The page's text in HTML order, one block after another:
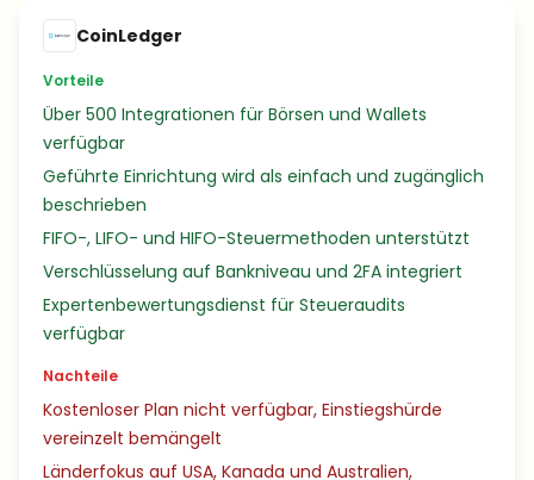
CoinLedger
Vorteile
Über 500 Integrationen für Börsen und Wallets
verfügbar
Geführte Einrichtung wird als einfach und zugänglich
beschrieben
FIFO-, LIFO- und HIFO-Steuermethoden unterstützt
Verschlüsselung auf Bankniveau und 2FA integriert
Expertenbewertungsdienst für Steueraudits
verfügbar
Nachteile
Kostenloser Plan nicht verfügbar, Einstiegshürde
vereinzelt bemängelt
Länderfokus auf USA, Kanada und Australien,